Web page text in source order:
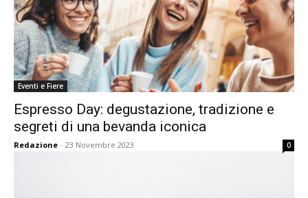
Eventi e Fiere
Espresso Day: degustazione, tradizione e
segreti di una bevanda iconica
Redazione - 23 Novembre 2023 0